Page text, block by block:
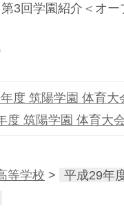
3回学園紹介＜オ
度 筑陽学園 体育大
度 筑陽学園 体育大
等学校 >
平成29年